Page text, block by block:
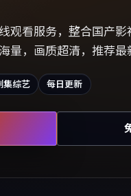
观看服务，整合国产
量，画质超清，推荐最
集综艺 每日更新